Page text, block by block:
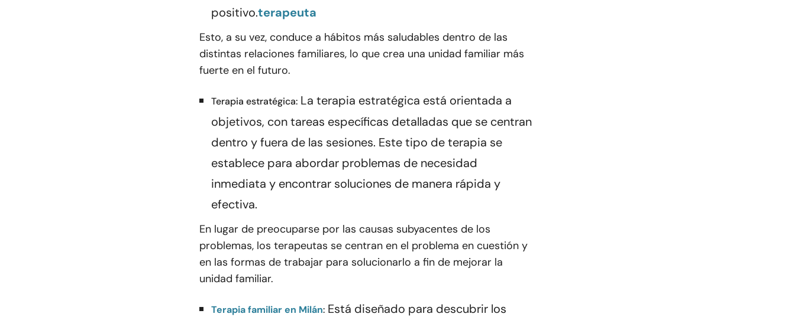
positivo.terapeuta
Esto, a su vez, conduce a hábitos más saludables dentro de las
distintas relaciones familiares, lo que crea una unidad familiar más
fuerte en el futuro.
Terapia estratégica: La terapia estratégica está orientada a
objetivos, con tareas específicas detalladas que se centran
dentro y fuera de las sesiones. Este tipo de terapia se
establece para abordar problemas de necesidad
inmediata y encontrar soluciones de manera rápida y
efectiva.
En lugar de preocuparse por las causas subyacentes de los
problemas, los terapeutas se centran en el problema en cuestión y
en las formas de trabajar para solucionarlo a fin de mejorar la
unidad familiar.
Terapia familiar en Milán: Está diseñado para descubrir los